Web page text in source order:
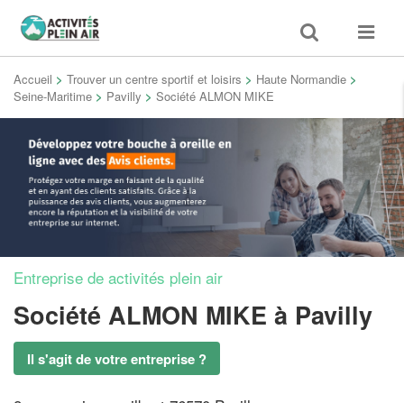
Toggle
search
Toggle
Accueil > Trouver un centre sportif et loisirs > Haute Normandie >
Seine-Maritime > Pavilly > Société ALMON MIKE
Entreprise de activités plein air
Société ALMON MIKE à Pavilly
Il s'agit de votre entreprise ?